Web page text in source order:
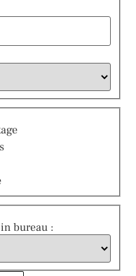
bureau :